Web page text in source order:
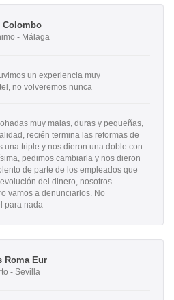
Colombo
- Málaga
un experiencia muy
no volveremos nunca
muy malas, duras y pequeñas,
recién termina las reformas de
una triple y nos dieron una doble con
pedimos cambiarla y nos dieron
de parte de los empleados que
del dinero, nosotros
vamos a denunciarlos. No
para nada
Roma Eur
- Sevilla